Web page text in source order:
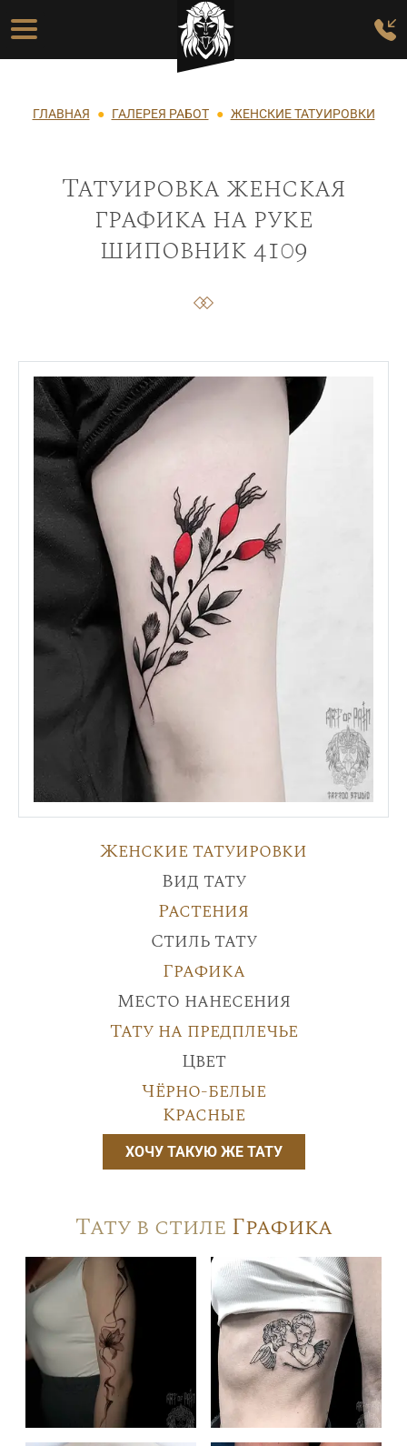
Перейти к основному содержанию
Основная навигация
Строка навигации
ГЛАВНАЯ ГАЛЕРЕЯ РАБОТ ЖЕНСКИЕ ТАТУИРОВКИ
Татуировка женская
графика на руке
шиповник 4109
Женские татуировки
Вид тату
Растения
Стиль тату
Графика
Место нанесения
Тату на предплечье
Цвет
Чёрно-белые
Красные
ХОЧУ ТАКУЮ ЖЕ ТАТУ
Тату в стиле Графика